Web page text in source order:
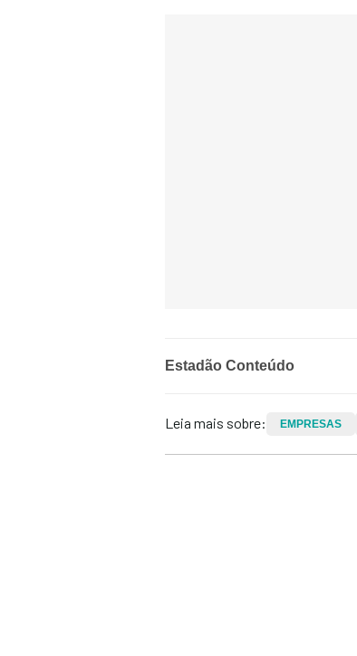
Estadão Conteúdo
Leia mais sobre: EMPRESAS